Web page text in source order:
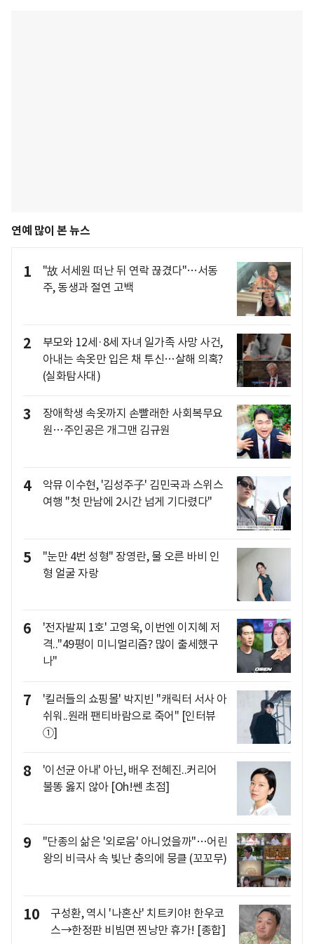
연예 많이 본 뉴스
1
"故 서세원 떠난 뒤 연락 끊겼다"…서동
주, 동생과 절연 고백
2
부모와 12세·8세 자녀 일가족 사망 사건,
아내는 속옷만 입은 채 투신…살해 의혹?
(실화탐사대)
3
장애학생 속옷까지 손빨래한 사회복무요
원…주인공은 개그맨 김규원
4
악뮤 이수현, '김성주子' 김민국과 스위스
여행 "첫 만남에 2시간 넘게 기다렸다"
5
"눈만 4번 성형" 장영란, 물 오른 바비 인
형 얼굴 자랑
6
'전자발찌 1호' 고영욱, 이번엔 이지혜 저
격.."49평이 미니멀리즘? 많이 출세했구
나"
7
'킬러들의 쇼핑몰' 박지빈 "캐릭터 서사 아
쉬워..원래 팬티바람으로 죽어" [인터뷰
①]
8
'이선균 아내' 아닌, 배우 전혜진..커리어
불똥 옳지 않아 [Oh!쎈 초점]
9
"단종의 삶은 '외로움' 아니었을까"…어린
왕의 비극사 속 빛난 충의에 뭉클 (꼬꼬무)
10
구성환, 역시 '나혼산' 치트키야! 한우코
스→한정판 비빔면 찐낭만 휴가! [종합]